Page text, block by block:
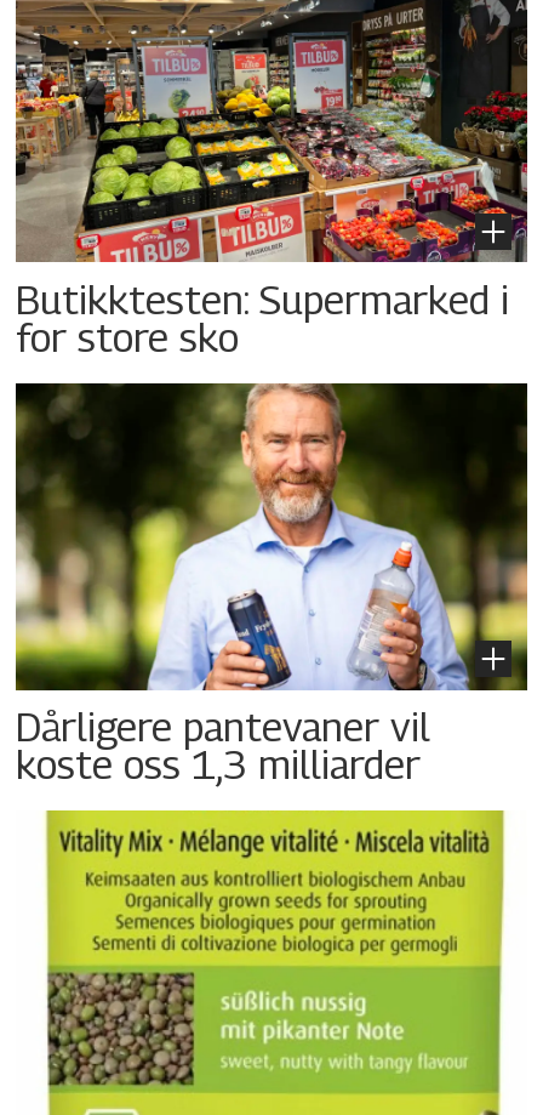
Butikktesten: Supermarked i
for store sko
Dårligere pantevaner vil
koste oss 1,3 milliarder